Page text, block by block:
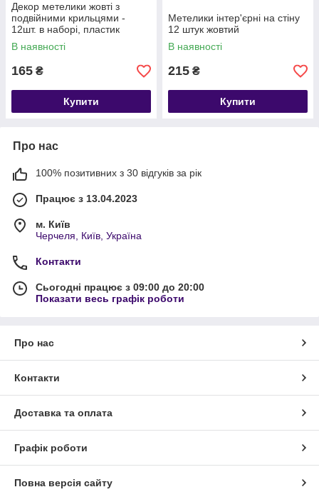
Декор метелики жовті з
подвійними крильцями -
12шт. в наборі, пластик
тонкий
В наявності
165 ₴
Купити
Метелики інтер'єрні на стіну
12 штук жовтий
В наявності
215 ₴
Купити
Про нас
100% позитивних з 30 відгуків за рік
Працює з 13.04.2023
м. Київ
Черчеля, Київ, Україна
Контакти
Сьогодні працює з 09:00 до 20:00
Показати весь графік роботи
Про нас
Контакти
Доставка та оплата
Графік роботи
Повна версія сайту